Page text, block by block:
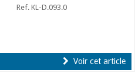
Ref. KL-D.093.0
Voir cet article